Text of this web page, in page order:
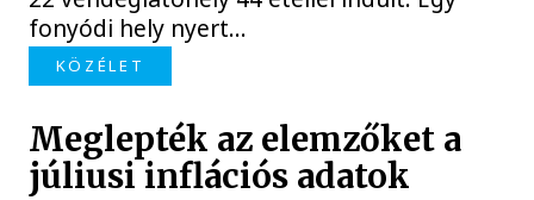
fonyódi hely nyert...
KÖZÉLET
Meglepték az elemzőket a
júliusi inflációs adatok